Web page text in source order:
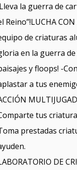
la guerra de
Reino”!LUCHA
de criaturas
en la guerra de
y floops! -
a tus
tus
prestadas
DE